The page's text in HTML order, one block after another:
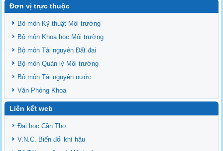
Đơn vị trực thuộc
Bô môn Kỹ thuật Môi trường
Bộ môn Khoa học Môi trường
Bộ môn Tài nguyên Đất đai
Bộ môn Quản lý Môi trường
Bộ môn Tài nguyên nước
Văn Phòng Khoa
Liên kết web
Đại học Cần Thơ
V.N.C. Biến đổi khí hậu